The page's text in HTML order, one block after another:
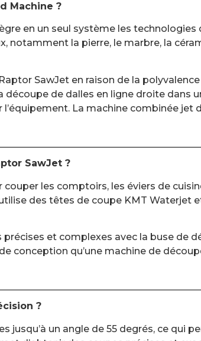
Machine ?
en un seul système les technologies
la pierre, le marbre, la
SawJet en raison de la
de dalles en ligne droite dans
La machine combinée
SawJet ?
les comptoirs, les éviers de
des têtes de coupe KMT
et complexes avec la buse de
conception qu’une machine de
?
un angle de 55 degrés, ce qui